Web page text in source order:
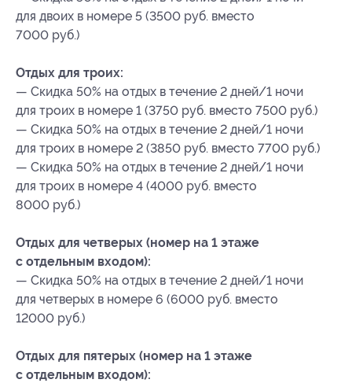
для двоих в номере 5 (3500 руб. вместо
7000 руб.)
Отдых для троих:
— Скидка 50% на отдых в течение 2 дней/1 ночи
для троих в номере 1 (3750 руб. вместо 7500 руб.)
— Скидка 50% на отдых в течение 2 дней/1 ночи
для троих в номере 2 (3850 руб. вместо 7700 руб.)
— Скидка 50% на отдых в течение 2 дней/1 ночи
для троих в номере 4 (4000 руб. вместо
8000 руб.)
Отдых для четверых (номер на 1 этаже
с отдельным входом):
— Скидка 50% на отдых в течение 2 дней/1 ночи
для четверых в номере 6 (6000 руб. вместо
12000 руб.)
Отдых для пятерых (номер на 1 этаже
с отдельным входом):